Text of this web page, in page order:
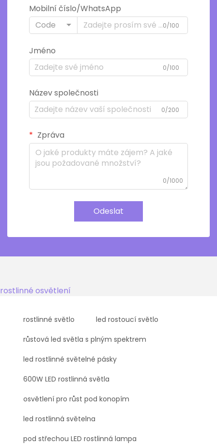
Mobilní číslo/WhatsApp
Code
0/100
Jméno
0/100
Název společnosti
0/200
Zpráva
0/1000
Odeslat
rostlinné osvětlení
rostlinné světlo led rostoucí světlo
růstová led světla s plným spektrem
led rostlinné světelné pásky
600W LED rostlinná světla
osvětlení pro růst pod konopím
led rostlinná světelna
pod střechou LED rostlinná lampa